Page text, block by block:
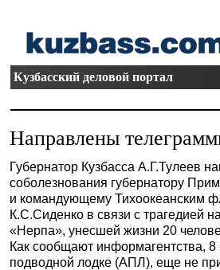
Кузбасский деловой портал
Направлены
Губернатор Кузбасса А.Г.Тулеев
соболезнования губернатору
и командующему Тихоокеанским
К.С.Сиденко в связи с трагедией
«Нерпа», унесшей жизни 20
Как сообщают информагентства,
подводной лодке (АПЛ), еще не